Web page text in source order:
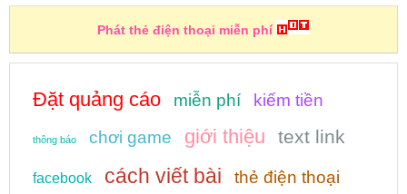
Phát thẻ điện thoại miễn phí
Đặt quảng cáo miễn phí kiếm tiền
thông báo chơi game giới thiệu text link
facebook cách viết bài thẻ điện thoại